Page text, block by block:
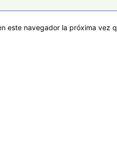
este navegador la próxima vez